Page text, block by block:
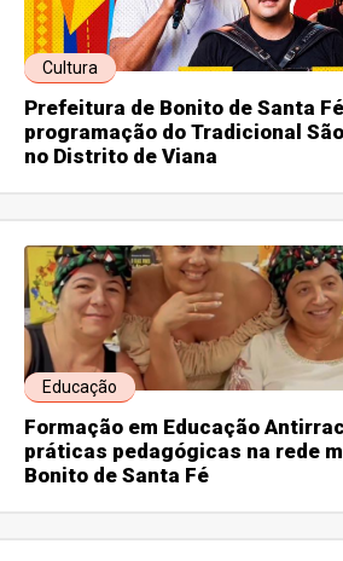
Cultura
Prefeitura de Bonito de Santa
programação do Tradicional
no Distrito de Viana
Educação
Formação em Educação
práticas pedagógicas na rede
Bonito de Santa Fé